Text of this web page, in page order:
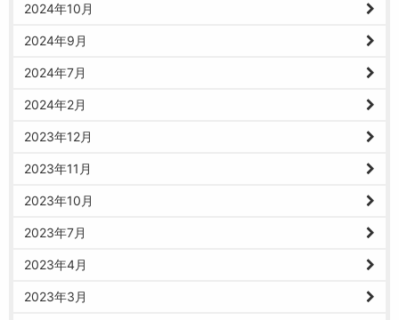
2024年10月
2024年9月
2024年7月
2024年2月
2023年12月
2023年11月
2023年10月
2023年7月
2023年4月
2023年3月